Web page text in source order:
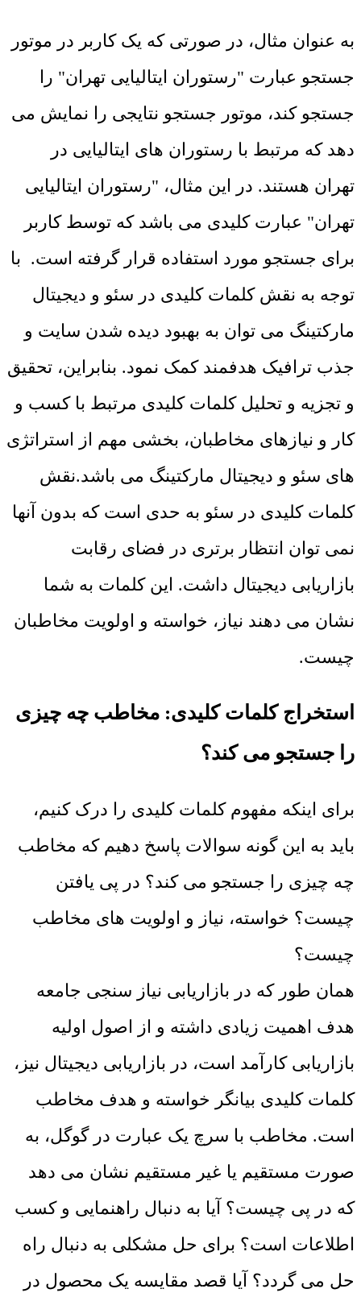
به عنوان مثال، در صورتی که یک کاربر در موتور
جستجو عبارت "رستوران ایتالیایی تهران" را
جستجو کند، موتور جستجو نتایجی را نمایش می
‌دهد که مرتبط با رستوران ‌های ایتالیایی در
تهران هستند. در این مثال، "رستوران ایتالیایی
تهران" عبارت کلیدی می باشد که توسط کاربر
برای جستجو مورد استفاده قرار گرفته است. با
توجه به نقش کلمات کلیدی در سئو و دیجیتال
مارکتینگ می ‌توان به بهبود دیده شدن سایت و
جذب ترافیک هدفمند کمک نمود. بنابراین، تحقیق
و تجزیه و تحلیل کلمات کلیدی مرتبط با کسب و
کار و نیازهای مخاطبان، بخشی مهم از استراتژی
‌های سئو و دیجیتال مارکتینگ می باشد.نقش
کلمات کلیدی در سئو به حدی است که بدون آنها
نمی توان انتظار برتری در فضای رقابت
بازاریابی دیجیتال داشت. این کلمات به شما
نشان می دهند نیاز، خواسته و اولویت مخاطبان
چیست.
استخراج کلمات کلیدی: مخاطب چه چیزی
را جستجو می کند؟
برای اینکه مفهوم کلمات کلیدی را درک کنیم،
باید به این گونه سوالات پاسخ دهیم که مخاطب
چه چیزی را جستجو می کند؟ در پی یافتن
چیست؟ خواسته، نیاز و اولویت های مخاطب
چیست؟
همان طور که در بازاریابی نیاز سنجی جامعه
هدف اهمیت زیادی داشته و از اصول اولیه
بازاریابی کارآمد است، در بازاریابی دیجیتال نیز،
کلمات کلیدی بیانگر خواسته و هدف مخاطب
است. مخاطب با سرچ یک عبارت در گوگل، به
صورت مستقیم یا غیر مستقیم نشان می دهد
که در پی چیست؟ آیا به دنبال راهنمایی و کسب
اطلاعات است؟ برای حل مشکلی به دنبال راه
حل می گردد؟ آیا قصد مقایسه یک محصول در